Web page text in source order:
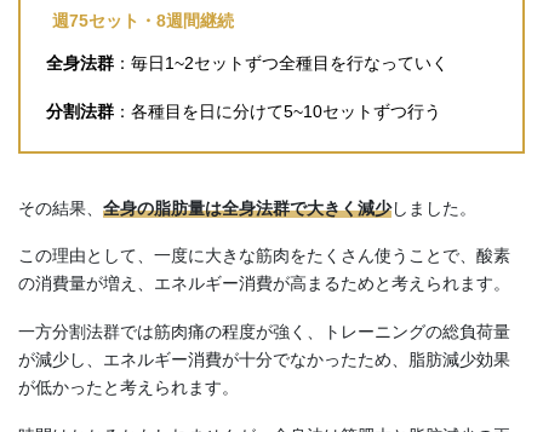
週75セット・8週間継続
全身法群 ：毎日1~2セットずつ全種目を行なっていく
分割法群 ：各種目を日に分けて5~10セットずつ行う
その結果、 全身の脂肪量は全身法群で大きく減少しました。
この理由として、一度に大きな筋肉をたくさん使うことで、酸素
の消費量が増え、エネルギー消費が高まるためと考えられます。
一方分割法群では筋肉痛の程度が強く、トレーニングの総負荷量
が減少し、エネルギー消費が十分でなかったため、脂肪減少効果
が低かったと考えられます。